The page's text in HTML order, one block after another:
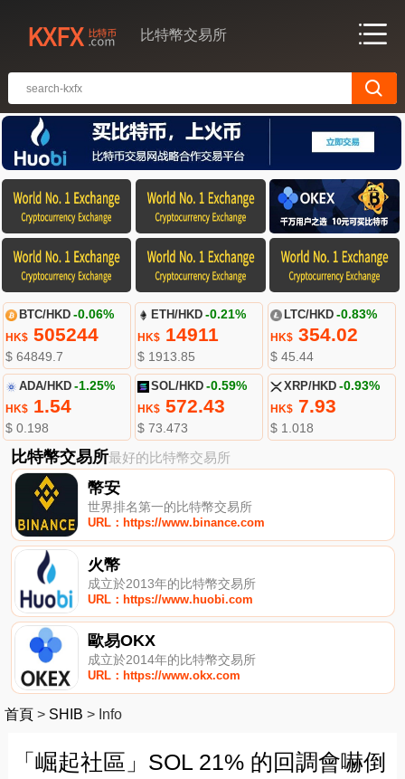
比特幣交易所
BTC/HKD -0.06%
HK$505244
$ 64849.7
ETH/HKD -0.21%
HK$ 14911
$ 1913.85
LTC/HKD -0.83%
HK$354.02
$ 45.44
ADA/HKD -1.25%
HK$1.54
$ 0.198
SOL/HKD -0.59%
HK$ 572.43
$ 73.473
XRP/HKD -0.93%
HK$7.93
$ 1.018
比特幣交易所最好的比特幣交易所
幣安
世界排名第一的比特幣交易所
URL：https://www.binance.com
火幣
成立於2013年的比特幣交易所
URL：https://www.huobi.com
歐易OKX
成立於2014年的比特幣交易所
URL：https://www.okx.com
首頁 > SHIB > Info
「崛起社區」SOL 21% 的回調會嚇倒